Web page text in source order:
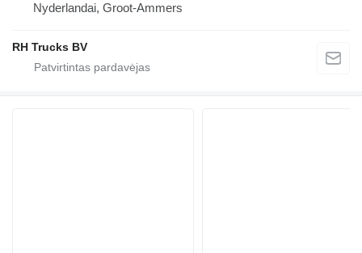
Nyderlandai, Groot-Ammers
RH Trucks BV